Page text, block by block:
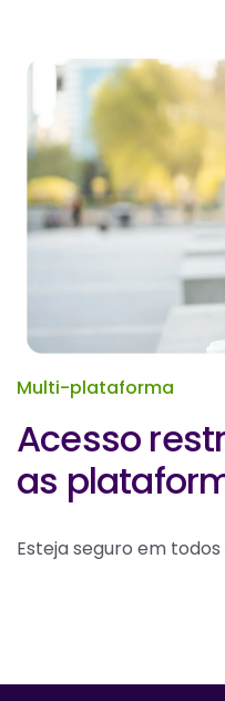
Multi-plataforma
Acesso
as
Esteja seguro em todos